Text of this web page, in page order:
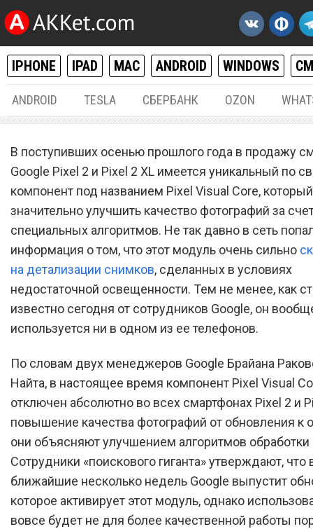
IPHONE IPAD MAC ANDROID WINDOWS
ANDROID TESLA СБЕРБАНК OZON
Google раскрыла тайну
процессора Pixel Visual
смартфонах Pixel 2 и Pixel
В поступивших осенью прошлого года в продажу
Google Pixel 2 и Pixel 2 XL имеется уникальный по
компонент под названием Pixel Visual Core,
значительно улучшить качество фотографий за
специальных алгоритмов. Не так давно в сеть
информация о том, что этот модуль очень сильно
на детализации снимков, сделанных в условиях
недостаточной освещенности. Тем не менее, как
известно сегодня от сотрудников Google, он
используется ни в одном из ее телефонов.
По словам двух менеджеров Google Брайана
Найта, в настоящее время компонент Pixel Visual
отключен абсолютно во всех смартфонах Pixel 2 и
повышение качества фотографий от обновления к
они объясняют улучшением алгоритмов
Сотрудники «поискового гиганта» утверждают, что
ближайшие несколько недель Google выпустит
которое активирует этот модуль, однако
вовсе будет не для более качественной работы